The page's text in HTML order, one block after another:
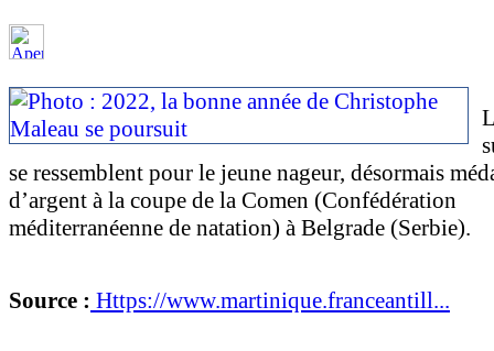
se ressemblent pour le jeune nageur, désormais
d’argent à la coupe de la Comen (Confédération
méditerranéenne de natation) à Belgrade (Serbie).
Source : Https://www.martinique.franceantill...